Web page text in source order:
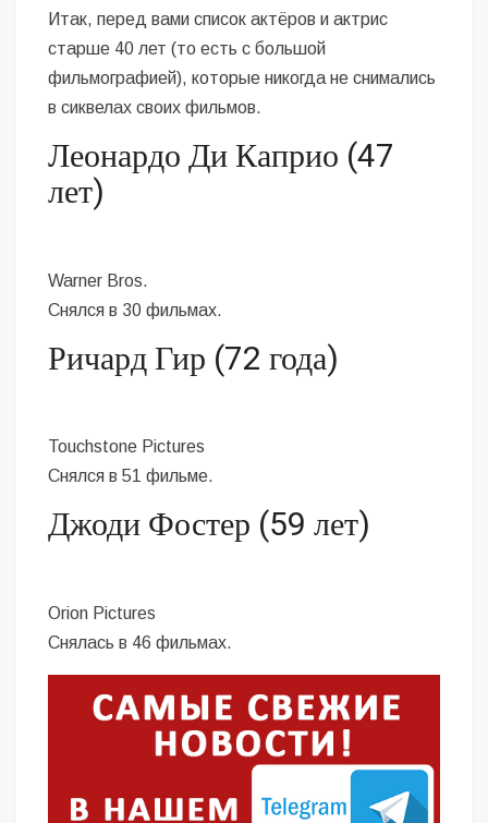
Итак, перед вами список актёров и актрис
старше 40 лет (то есть с большой
фильмографией), которые никогда не снимались
в сиквелах своих фильмов.
Леонардо Ди Каприо (47
лет)
Warner Bros.
Снялся в 30 фильмах.
Ричард Гир (72 года)
Touchstone Pictures
Снялся в 51 фильме.
Джоди Фостер (59 лет)
Orion Pictures
Снялась в 46 фильмах.